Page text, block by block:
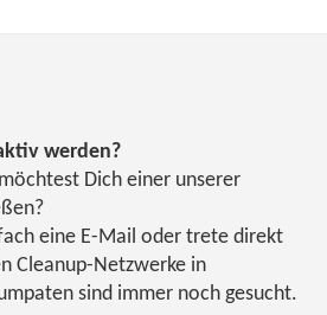
werden?
Dich einer unserer
eine E-Mail oder trete direkt
Cleanup-Netzwerke in
sind immer noch gesucht.